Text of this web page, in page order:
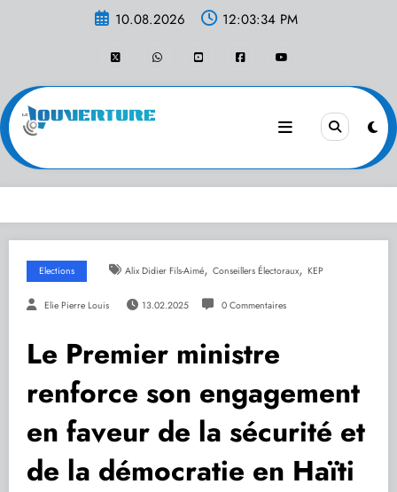
10.08.2026 12:03:34 PM
Elections Alix Didier Fils-Aimé, Conseillers Électoraux, KEP
Elie Pierre Louis 13.02.2025 0 Commentaires
Le Premier ministre
renforce son engagement
en faveur de la sécurité et
de la démocratie en Haïti